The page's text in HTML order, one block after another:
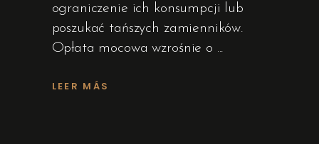
ograniczenie ich konsumpcji lub
poszukać tańszych zamienników.
Opłata mocowa wzrośnie o
LEER MÁS